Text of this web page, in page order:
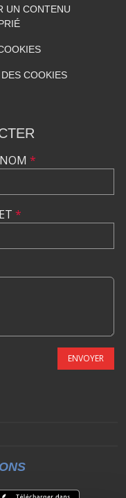
UN CONTENU
COOKIES
*
*
ENVOYER